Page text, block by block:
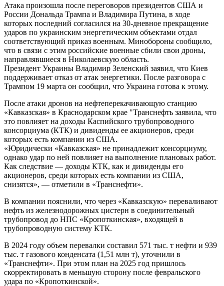
Атака произошла после переговоров президентов США и
России Дональда Трампа и Владимира Путина, в ходе
которых последний согласился на 30-дневное прекращение
ударов по украинским энергетическим объектами отдал
соответствующий приказ военным. Минобороны сообщило,
что в связи с этим российские военные сбили свои дроны,
направлявшиеся в Николаевскую область.
Президент Украины Владимир Зеленский заявил, что Киев
поддерживает отказ от атак энергетики. После разговора с
Трампом 19 марта он сообщил, что Украина готова к этому.
После атаки дронов на нефтеперекачивающую станцию
«Кавказская» в Краснодарском крае "Транснефть заявила, что
это повлияет на доходы Каспийского трубопроводного
консорциума (КТК) и дивиденды ее акционеров, среди
которых есть компании из США.
«Юридически «Кавказская» не принадлежит консорциуму,
однако удар по ней повлияет на выполнение плановых работ.
Как следствие — доходы КТК, как и дивиденды его
акционеров, среди которых есть компании из США,
снизятся», — отметили в «Транснефти».
В компании пояснили, что через «Кавказскую» переваливают
нефть из железнодорожных цистерн в соединительный
трубопровод до НПС «Кропоткинская», входящей в
трубопроводную систему КТК.
В 2024 году объем перевалки составил 571 тыс. т нефти и 939
тыс. т газового конденсата (1,51 млн т), уточнили в
«Транснефти». При этом план на 2025 год пришлось
скорректировать в меньшую сторону после февральского
удара по «Кропоткинской».